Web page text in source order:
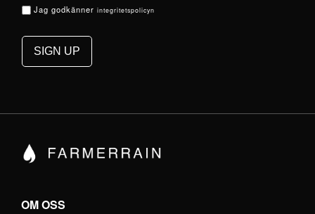
Jag godkännerintegritetspolicyn
OM OSS